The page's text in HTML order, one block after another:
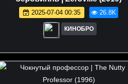
2025-07-04 00:35 26.8K
КИНОБРО